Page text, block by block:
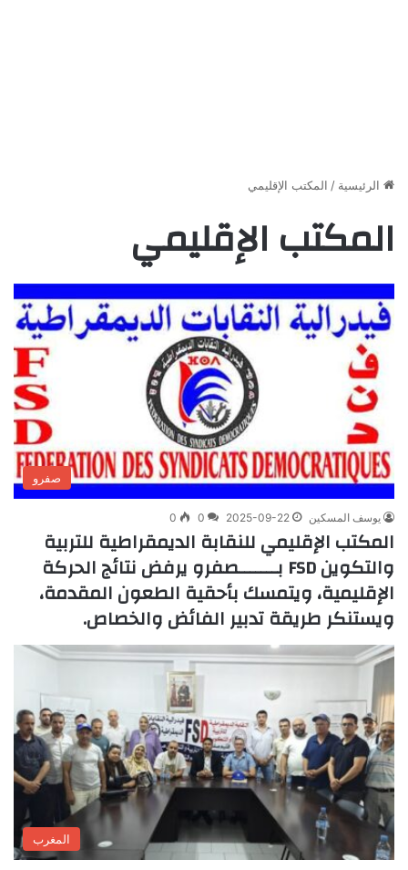
الرئيسية / المكتب الإقليمي
المكتب الإقليمي
صفرو
يوسف المسكين 2025-09-22
0
0
المكتب الإقليمي للنقابة الديمقراطية للتربية
والتكوين FSD بـــــــصفرو يرفض نتائج الحركة
الإقليمية، ويتمسك بأحقية الطعون المقدمة،
ويستنكر طريقة تدبير الفائض والخصاص.
المغرب